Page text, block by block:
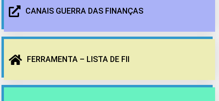
CANAIS GUERRA DAS FINANÇAS
FERRAMENTA – LISTA DE FII